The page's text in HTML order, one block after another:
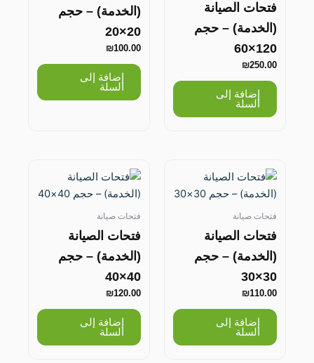
فتحات الصيانة
(الخدمة) – حجم
120×60
₪250.00
إضافة إلى
السلة
(الخدمة) – حجم
20×20
₪100.00
إضافة إلى
السلة
فتحات صيانة
فتحات الصيانة
(الخدمة) – حجم
30×30
₪110.00
إضافة إلى
السلة
فتحات صيانة
فتحات الصيانة
(الخدمة) – حجم
40×40
₪120.00
إضافة إلى
السلة